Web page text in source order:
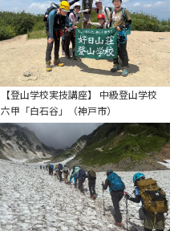
【登山学校実技講座】 中級登山学校
六甲「白石谷」（神戸市）